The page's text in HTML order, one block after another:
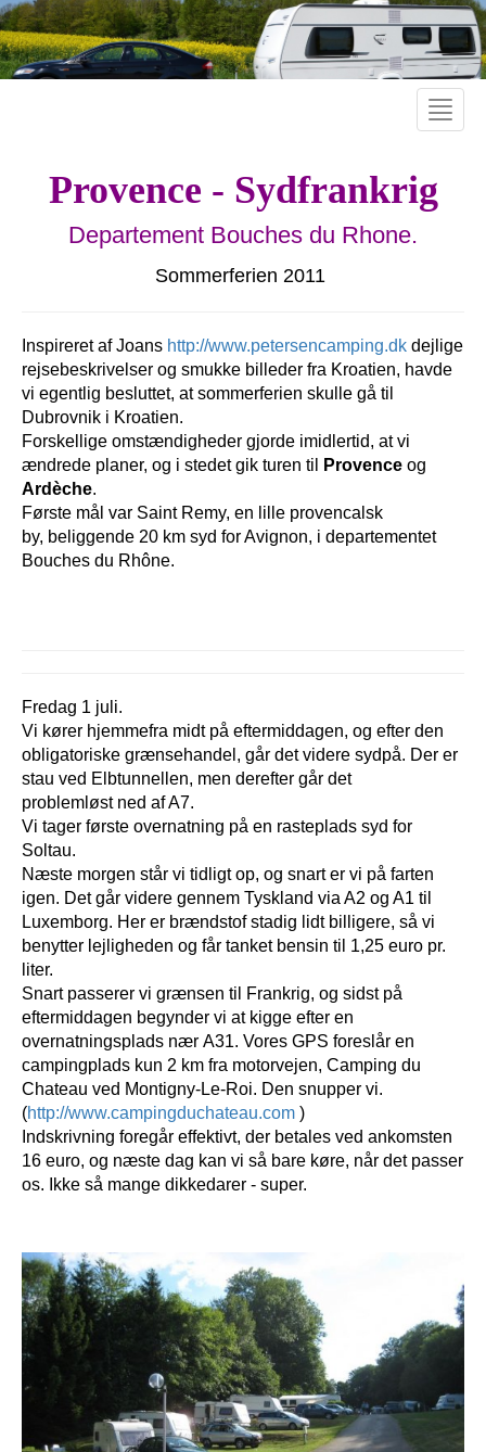
Toggle
Provence - Sydfrankrig
Departement Bouches du Rhone.
Sommerferien 2011
Inspireret af Joans http://www.petersencamping.dk dejlige
rejsebeskrivelser og smukke billeder fra Kroatien, havde
vi egentlig besluttet, at sommerferien skulle gå til
Dubrovnik i Kroatien.
Forskellige omstændigheder gjorde imidlertid, at vi
ændrede planer, og i stedet gik turen til
Provence og
Ardèche.
Første mål var Saint Remy, en lille provencalsk
by, beliggende 20 km syd for Avignon, i departementet
Bouches du Rhône.
Fredag 1 juli.
Vi kører hjemmefra midt på eftermiddagen, og efter den
obligatoriske grænsehandel, går det videre sydpå. Der er
stau ved Elbtunnellen, men derefter går det
problemløst ned af A7.
Vi tager første overnatning på en rasteplads syd for
Soltau.
Næste morgen står vi tidligt op, og snart er vi på farten
igen. Det går videre gennem Tyskland via A2 og A1 til
Luxemborg. Her er brændstof stadig lidt billigere, så vi
benytter lejligheden og får tanket bensin til 1,25 euro pr.
liter.
Snart passerer vi grænsen til Frankrig, og sidst på
eftermiddagen begynder vi at kigge efter en
overnatningsplads nær A31. Vores GPS foreslår en
campingplads kun 2 km fra motorvejen, Camping du
Chateau ved Montigny-Le-Roi. Den snupper vi.
(http://www.campingduchateau.com )
Indskrivning foregår effektivt, der betales ved ankomsten
16 euro, og næste dag kan vi så bare køre, når det passer
os. Ikke så mange dikkedarer - super.